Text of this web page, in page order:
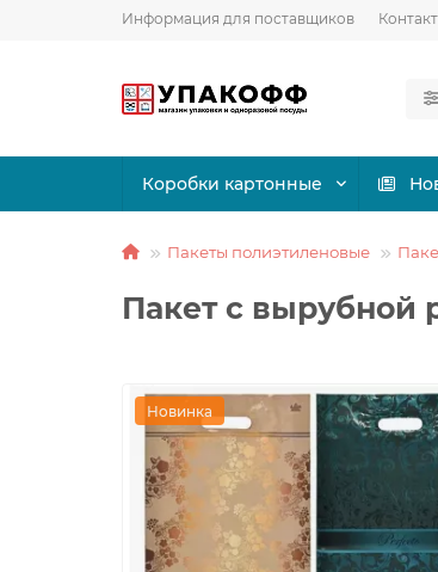
Информация для поставщиков
Коробки картонные
Пакеты полиэтиленовые
Пакет с
Новинка